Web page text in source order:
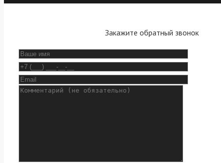
Закажите обратный звонок